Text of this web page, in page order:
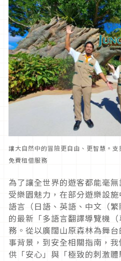
讓大自然中的冒險更自由、更智慧。支
免費租借服務
為了讓全世界的遊客都能毫
受樂園魅力，在部分遊樂設
語言（日語、英語、中文（繁
的最新「多語言翻譯導覽機
務。從以廣闊山原森林為舞
事背景，到安全相關指南，
供「安心」與「極致的刺激體